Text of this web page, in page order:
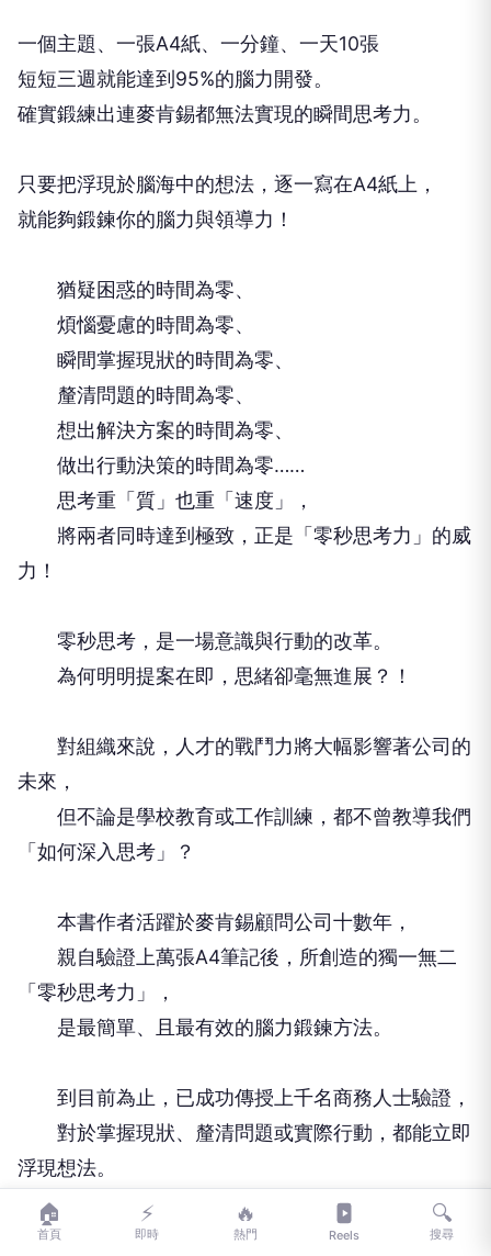
一個主題、一張A4紙、一分鐘、一天10張
短短三週就能達到95%的腦力開發。
確實鍛練出連麥肯錫都無法實現的瞬間思考力。
只要把浮現於腦海中的想法，逐一寫在A4紙上，
就能夠鍛鍊你的腦力與領導力！
猶疑困惑的時間為零、
煩惱憂慮的時間為零、
瞬間掌握現狀的時間為零、
釐清問題的時間為零、
想出解決方案的時間為零、
做出行動決策的時間為零……
思考重「質」也重「速度」，
將兩者同時達到極致，正是「零秒思考力」的威
力！
零秒思考，是一場意識與行動的改革。
為何明明提案在即，思緒卻毫無進展？！
對組織來說，人才的戰鬥力將大幅影響著公司的
未來，
但不論是學校教育或工作訓練，都不曾教導我們
「如何深入思考」？
本書作者活躍於麥肯錫顧問公司十數年，
親自驗證上萬張A4筆記後，所創造的獨一無二
「零秒思考力」，
是最簡單、且最有效的腦力鍛鍊方法。
到目前為止，已成功傳授上千名商務人士驗證，
對於掌握現狀、釐清問題或實際行動，都能立即
浮現想法。
即使是人生突如其來的變化，也能面對及預測未
來。
🏠
首頁
⚡
即時
🔥
熱門 Reels
🔍
搜尋